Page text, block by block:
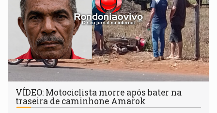
VÍDEO: Motociclista morre após bater na
traseira de caminhone Amarok